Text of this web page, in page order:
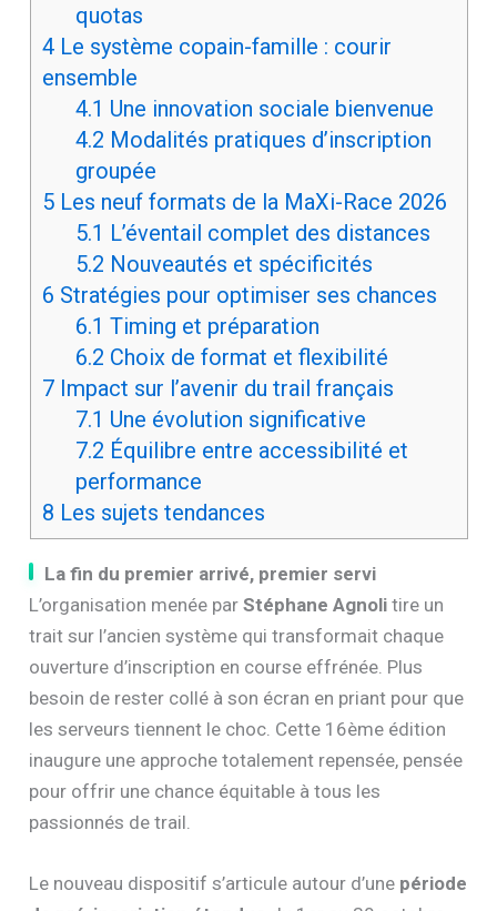
quotas
4Le système copain-famille : courir
ensemble
4.1 Une innovation sociale bienvenue
4.2 Modalités pratiques d’inscription
groupée
5Les neuf formats de la MaXi-Race 2026
5.1 L’éventail complet des distances
5.2 Nouveautés et spécificités
6 Stratégies pour optimiser ses chances
6.1 Timing et préparation
6.2 Choix de format et flexibilité
7Impact sur l’avenir du trail français
7.1 Une évolution significative
7.2 Équilibre entre accessibilité et
performance
8 Les sujets tendances
La fin du premier arrivé, premier servi
L’organisation menée parStéphane Agnoli tire un
trait sur l’ancien système qui transformait chaque
ouverture d’inscription en course effrénée. Plus
besoin de rester collé à son écran en priant pour que
les serveurs tiennent le choc. Cette 16ème édition
inaugure une approche totalement repensée, pensée
pour offrir une chance équitable à tous les
passionnés de trail.
Le nouveau dispositif s’articule autour d’une période